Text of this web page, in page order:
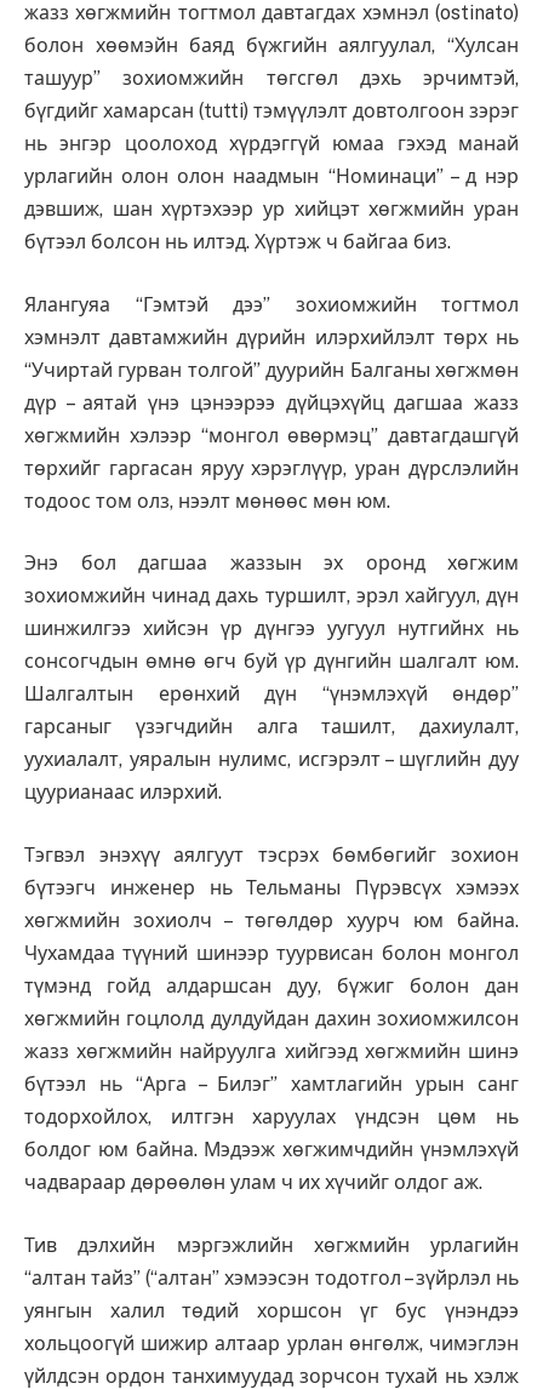
жазз хөгжмийн тогтмол давтагдах хэмнэл (ostinato)
болон хөөмэйн баяд бүжгийн аялгуулал, “Хулсан
ташуур” зохиомжийн төгсгөл дэхь эрчимтэй,
бүгдийг хамарсан (tutti) тэмүүлэлт довтолгоон зэрэг
нь энгэр цоолоход хүрдэггүй юмаа гэхэд манай
урлагийн олон олон наадмын “Номинаци” – д нэр
дэвшиж, шан хүртэхээр ур хийцэт хөгжмийн уран
бүтээл болсон нь илтэд. Хүртэж ч байгаа биз.
Ялангуяа “Гэмтэй дээ” зохиомжийн тогтмол
хэмнэлт давтамжийн дүрийн илэрхийлэлт төрх нь
“Учиртай гурван толгой” дуурийн Балганы хөгжмөн
дүр – аятай үнэ цэнээрээ дүйцэхүйц дагшаа жазз
хөгжмийн хэлээр “монгол өвөрмэц” давтагдашгүй
төрхийг гаргасан яруу хэрэглүүр, уран дүрслэлийн
тодоос том олз, нээлт мөнөөс мөн юм.
Энэ бол дагшаа жаззын эх оронд хөгжим
зохиомжийн чинад дахь туршилт, эрэл хайгуул, дүн
шинжилгээ хийсэн үр дүнгээ уугуул нутгийнх нь
сонсогчдын өмнө өгч буй үр дүнгийн шалгалт юм.
Шалгалтын ерөнхий дүн “үнэмлэхүй өндөр”
гарсаныг үзэгчдийн алга ташилт, дахиулалт,
уухиалалт, уяралын нулимс, исгэрэлт – шүглийн дуу
цуурианаас илэрхий.
Тэгвэл энэхүү аялгуут тэсрэх бөмбөгийг зохион
бүтээгч инженер нь Тельманы Пүрэвсүх хэмээх
хөгжмийн зохиолч – төгөлдөр хуурч юм байна.
Чухамдаа түүний шинээр туурвисан болон монгол
түмэнд гойд алдаршсан дуу, бүжиг болон дан
хөгжмийн гоцлолд дулдуйдан дахин зохиомжилсон
жазз хөгжмийн найруулга хийгээд хөгжмийн шинэ
бүтээл нь “Арга – Билэг” хамтлагийн урын санг
тодорхойлох, илтгэн харуулах үндсэн цөм нь
болдог юм байна. Мэдээж хөгжимчдийн үнэмлэхүй
чадвараар дөрөөлөн улам ч их хүчийг олдог аж.
Тив дэлхийн мэргэжлийн хөгжмийн урлагийн
“алтан тайз” (“алтан” хэмээсэн тодотгол – зүйрлэл нь
уянгын халил төдий хоршсон үг бус үнэндээ
хольцоогүй шижир алтаар урлан өнгөлж, чимэглэн
үйлдсэн ордон танхимуудад зорчсон тухай нь хэлж